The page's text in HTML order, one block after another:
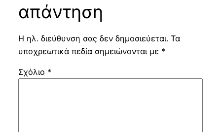
απάντηση
Η ηλ. διεύθυνση σας δεν δημοσιεύεται. Τα
υποχρεωτικά πεδία σημειώνονται με *
Σχόλιο *